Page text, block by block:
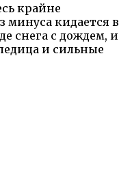
крайне
минуса кидается в
снега с дождем, и
и сильные